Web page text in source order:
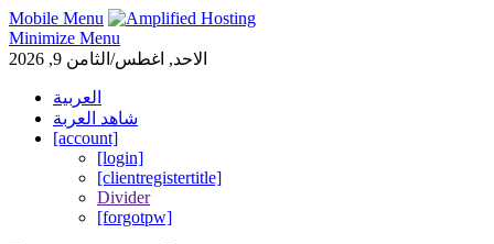
Mobile Menu
Minimize Menu
الاحد, اغطس/الثامن 9, 2026
العربية
شاهد العربة
[account]
[login]
[clientregistertitle]
Divider
[forgotpw]